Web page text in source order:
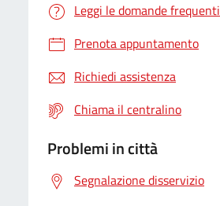
Leggi le domande frequenti
Prenota appuntamento
Richiedi assistenza
Chiama il centralino
Problemi in città
Segnalazione disservizio